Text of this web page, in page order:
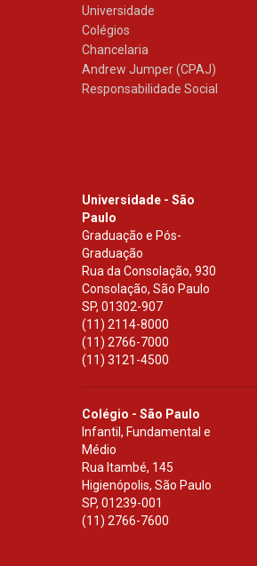
Universidade
Colégios
Chancelaria
Andrew Jumper (CPAJ)
Responsabilidade Social
Universidade - São
Paulo
Graduação e Pós-
Graduação
Rua da Consolação, 930
Consolação, São Paulo
SP, 01302-907
(11) 2114-8000
(11) 2766-7000
(11) 3121-4500
Colégio - São Paulo
Infantil, Fundamental e
Médio
Rua Itambé, 145
Higienópolis, São Paulo
SP, 01239-001
(11) 2766-7600